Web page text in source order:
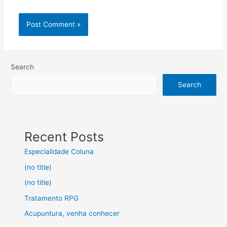
Search
Search
Recent Posts
Especialidade Coluna
(no title)
(no title)
Tratamento RPG
Acupuntura, venha conhecer